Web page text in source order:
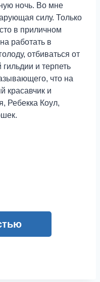
ночь. Во мне
силу. Только
в приличном
работать в
отбиваться от
и терпеть
что на
красавчик и
Ребекка Коул,